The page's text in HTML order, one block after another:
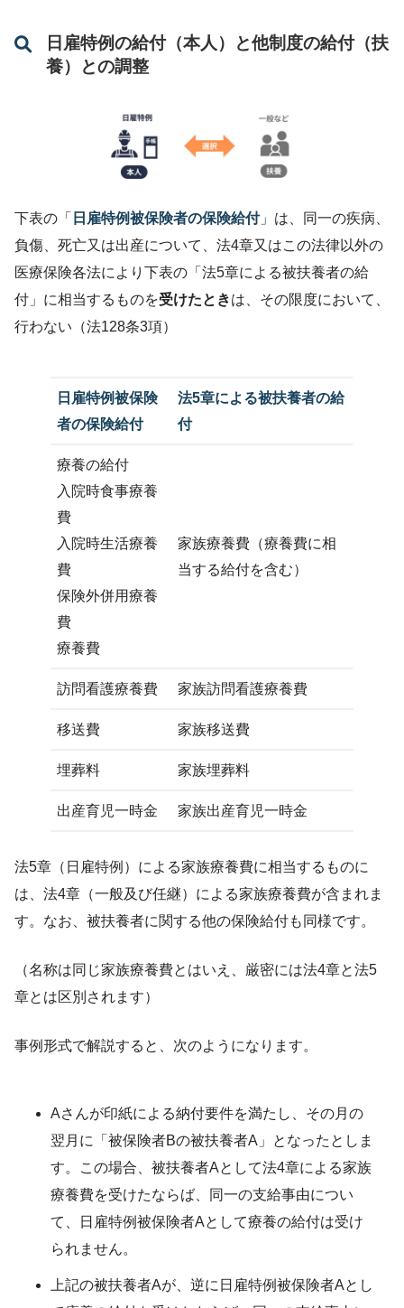
日雇特例の給付（本人）と他制度の給付（扶
養）との調整
下表の「 日雇特例被保険者の保険給付」は、同一の疾病、
負傷、死亡又は出産について、法4章又はこの法律以外の
医療保険各法により下表の「法5章による被扶養者の給
付」に相当するものを受けたときは、その限度において、
行わない（法128条3項）
日雇特例被保険
者の保険給付
法5章による被扶養者の給
付
療養の給付
入院時食事療養
費
入院時生活療養
費
保険外併用療養
費
療養費
家族療養費（療養費に相
当する給付を含む）
訪問看護療養費 家族訪問看護療養費
移送費 家族移送費
埋葬料 家族埋葬料
出産育児一時金 家族出産育児一時金
法5章（日雇特例）による家族療養費に相当するものに
は、法4章（一般及び任継）による家族療養費が含まれま
す。なお、被扶養者に関する他の保険給付も同様です。
（名称は同じ家族療養費とはいえ、厳密には法4章と法5
章とは区別されます）
事例形式で解説すると、次のようになります。
Aさんが印紙による納付要件を満たし、その月の
翌月に「被保険者Bの被扶養者A」となったとしま
す。この場合、被扶養者Aとして法4章による家族
療養費を受けたならば、同一の支給事由につい
て、日雇特例被保険者Aとして療養の給付は受け
られません。
上記の被扶養者Aが、逆に日雇特例被保険者Aとし